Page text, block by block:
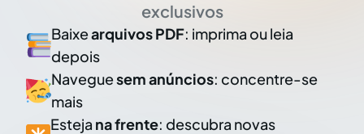
exclusivos
Baixearquivos PDF: imprima ou leia
depois
Naveguesem anúncios: concentre-se
mais
Esteja na frente: descubra novas